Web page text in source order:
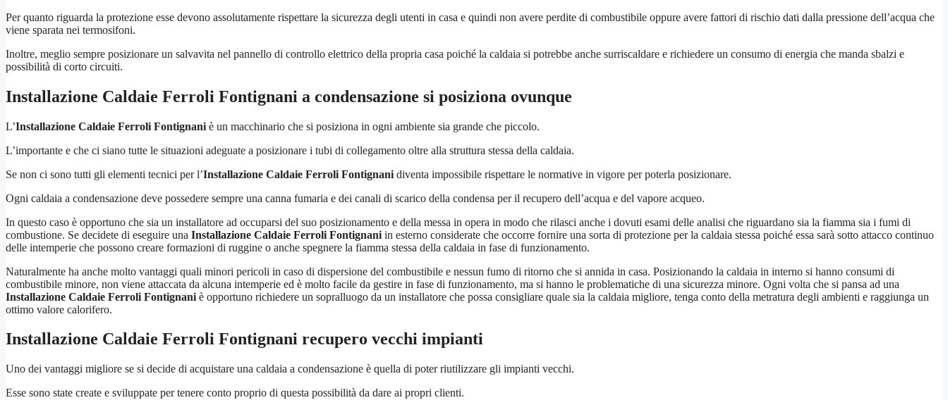
Per quanto riguarda la protezione esse devono assolutamente rispettare la sicurezza degli utenti in casa e quindi non avere perdite di combustibile oppure avere fattori di rischio dati dalla pressione dell’acqua che
viene sparata nei termosifoni.
Inoltre, meglio sempre posizionare un salvavita nel pannello di controllo elettrico della propria casa poiché la caldaia si potrebbe anche surriscaldare e richiedere un consumo di energia che manda sbalzi e
possibilità di corto circuiti.
Installazione Caldaie Ferroli Fontignani a condensazione si posiziona ovunque
L’Installazione Caldaie Ferroli Fontignani è un macchinario che si posiziona in ogni ambiente sia grande che piccolo.
L’importante e che ci siano tutte le situazioni adeguate a posizionare i tubi di collegamento oltre alla struttura stessa della caldaia.
Se non ci sono tutti gli elementi tecnici per l’Installazione Caldaie Ferroli Fontignani diventa impossibile rispettare le normative in vigore per poterla posizionare.
Ogni caldaia a condensazione deve possedere sempre una canna fumaria e dei canali di scarico della condensa per il recupero dell’acqua e del vapore acqueo.
In questo caso è opportuno che sia un installatore ad occuparsi del suo posizionamento e della messa in opera in modo che rilasci anche i dovuti esami delle analisi che riguardano sia la fiamma sia i fumi di
combustione. Se decidete di eseguire una Installazione Caldaie Ferroli Fontignani in esterno considerate che occorre fornire una sorta di protezione per la caldaia stessa poiché essa sarà sotto attacco continuo
delle intemperie che possono creare formazioni di ruggine o anche spegnere la fiamma stessa della caldaia in fase di funzionamento.
Naturalmente ha anche molto vantaggi quali minori pericoli in caso di dispersione del combustibile e nessun fumo di ritorno che si annida in casa. Posizionando la caldaia in interno si hanno consumi di
combustibile minore, non viene attaccata da alcuna intemperie ed è molto facile da gestire in fase di funzionamento, ma si hanno le problematiche di una sicurezza minore. Ogni volta che si pansa ad una
Installazione Caldaie Ferroli Fontignani è opportuno richiedere un sopralluogo da un installatore che possa consigliare quale sia la caldaia migliore, tenga conto della metratura degli ambienti e raggiunga un
ottimo valore calorifero.
Installazione Caldaie Ferroli Fontignani recupero vecchi impianti
Uno dei vantaggi migliore se si decide di acquistare una caldaia a condensazione è quella di poter riutilizzare gli impianti vecchi.
Esse sono state create e sviluppate per tenere conto proprio di questa possibilità da dare ai propri clienti.